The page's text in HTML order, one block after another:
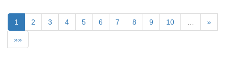
1 2 3 4 5 6 7 8 9 10 »
»»